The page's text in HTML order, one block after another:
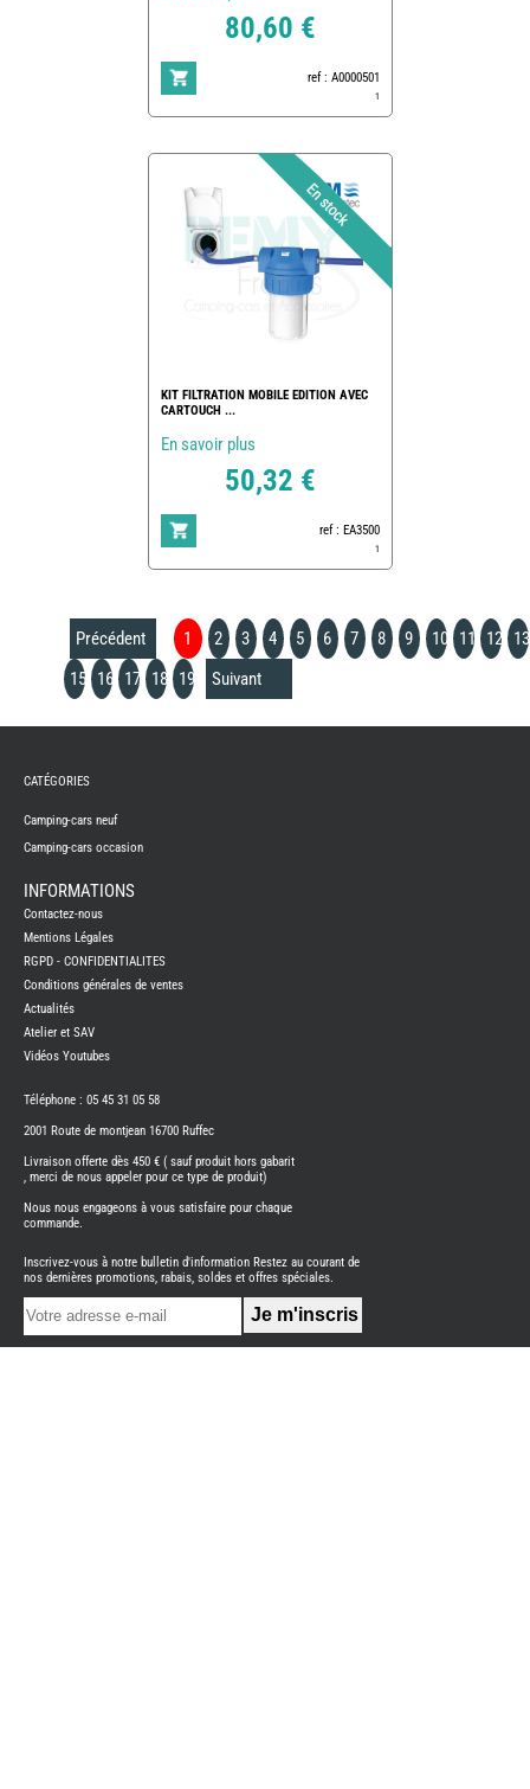
80,60 €
ref : A0000501
1
KIT FILTRATION MOBILE EDITION AVEC
CARTOUCH ...
En savoir plus
50,32 €
ref : EA3500
1
Précédent 1 2 3 4 5 6 7 8 9 10 11 12
13
15
16 17 18 19 Suivant
CAMPING-
NEUFS
CAMPING-
CAMPING-
BENIMAR
CAMPING-
CARADO
CAMPING-
ITINEO
CAMPING-
OCCASION
CARADO
NEUFS
FOURGON
BENIMAR
FOURGON
CATÉGORIES
Camping-cars neuf
Camping-cars occasion
INFORMATIONS
Contactez-nous
Mentions Légales
RGPD - CONFIDENTIALITES
Conditions générales de ventes
Actualités
Atelier et SAV
Vidéos Youtubes
Téléphone : 05 45 31 05 58
2001 Route de montjean 16700 Ruffec
Livraison offerte dès 450 € ( sauf produit hors gabarit
, merci de nous appeler pour ce type de produit)
Nous nous engageons à vous satisfaire pour chaque
commande.
Inscrivez-vous à notre bulletin d'information Restez au courant de
nos dernières promotions, rabais, soldes et offres spéciales.